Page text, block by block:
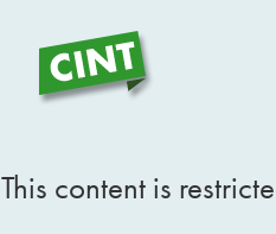
This content is